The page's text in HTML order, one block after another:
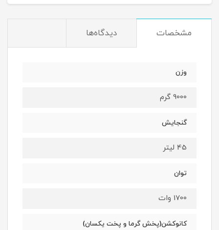
مشخصات دیدگاه‌ها
وزن
9000 گرم
گنجایش
45 لیتر
توان
1700 وات
کانوکشن(پخش گرما و پخت یکسان)